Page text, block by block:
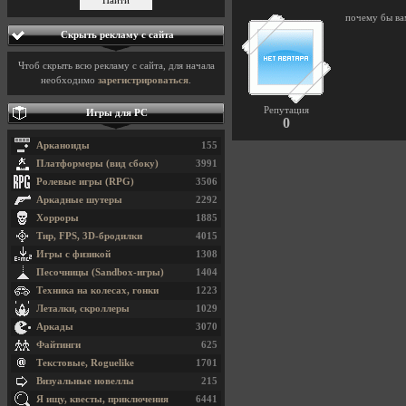
Репутация
0
почему бы
Скрыть рекламу с сайта
Чтоб скрыть всю рекламу с сайта, для начала
необходимо зарегистрироваться
Игры для PC
155
Арканоиды
3991
Платформеры (вид сбоку)
3506
Ролевые игры (RPG)
2292
Аркадные шутеры
1885
Хорроры
4015
Тир, FPS, 3D-бродилки
1308
Игры с физикой
1404
Песочницы (Sandbox-игры)
1223
Техника на колесах, гонки
1029
Леталки, скроллеры
3070
Аркады
625
Файтинги
1701
Текстовые, Roguelike
215
Визуальные новеллы
6441
Я ищу, квесты, приключения